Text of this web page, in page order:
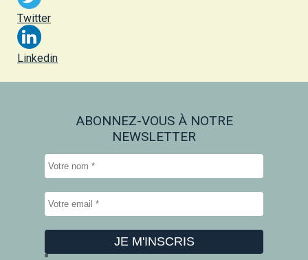
Twitter
Linkedin
ABONNEZ-VOUS À NOTRE
NEWSLETTER